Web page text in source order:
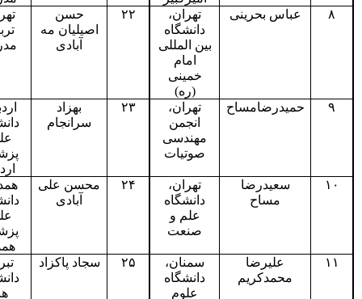
عباس بحرینی
تهران،
دانشگاه
بین المللی
۲۲
اصیلیان مه
تربیت
مدرس
حمیدرضامساح
تهران،
مهندسی
صوتیات
۲۳
سرانجام
دانشگاه
پزشکی
سعیدرضا
دانشگاه
۲۴
محسن علی
همدان،
دانشگاه
پزشکی
علیرضا
محمدکریم
سمنان،
دانشگاه
۲۵ سجاد پاکزاد
تبریز،
دانشگاه